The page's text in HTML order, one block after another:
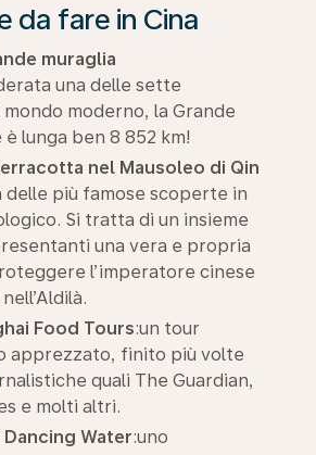
da fare in Cina
muraglia
una delle sette
moderno, la Grande
è lunga ben 8 852 km!
nel Mausoleo di Qin
delle più famose scoperte in
Si tratta di un insieme
una vera e propria
l’imperatore cinese
Food Tours:un tour
apprezzato, finito più volte
quali The Guardian,
e molti altri.
Water:uno